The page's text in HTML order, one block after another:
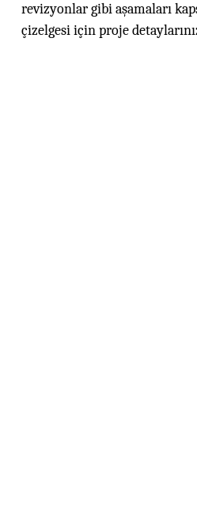
revizyonlar gibi aşamaları
çizelgesi için proje